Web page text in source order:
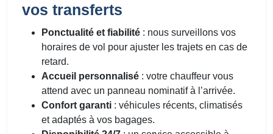
vos transferts
Ponctualité et fiabilité : nous surveillons vos
horaires de vol pour ajuster les trajets en cas de
retard.
Accueil personnalisé : votre chauffeur vous
attend avec un panneau nominatif à l’arrivée.
Confort garanti : véhicules récents, climatisés
et adaptés à vos bagages.